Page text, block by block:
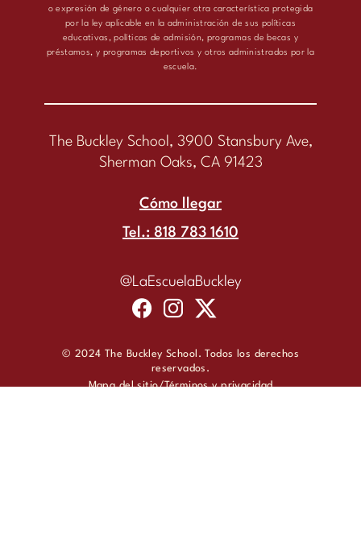
The Buckley School, 3900 Stansbury Ave,
Sherman Oaks, CA 91423
Cómo llegar
Tel.: 818 783 1610
@LaEscuelaBuckley
o expresión de género o cualquier otra característica protegida
por la ley aplicable en la administración de sus políticas
educativas, políticas de admisión, programas de becas y
préstamos, y programas deportivos y otros administrados por la
escuela.
© 2024 The Buckley School. Todos los derechos
reservados.
Mapa del sitio Términos y privacidad